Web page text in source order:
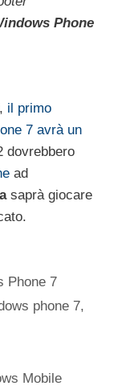
Phone
il primo
7 avrà un
dovrebbero
ad
saprà giocare
Phone 7
phone 7,
Mobile